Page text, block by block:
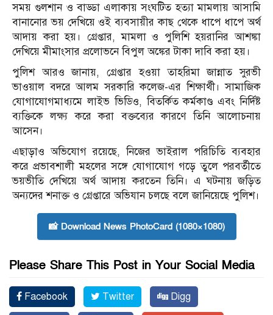
সময় গুলশান ও বাড্ডা এলাকায় সংঘটিত হত্যা মামলায় আসামি
বানানোর ভয় দেখিয়ে ওই ব্যবসায়ীর কাছ থেকে ধাপে ধাপে অর্থ
আদায় করা হয়। গ্রেপ্তার, মামলা ও পুলিশি হয়রানির আশঙ্কা
দেখিয়ে মীমাংসার প্রলোভনে বিপুল অঙ্কের টাকা দাবি করা হয়।
পুলিশ আরও জানায়, গ্রেপ্তার হওয়া তাহরিমা জান্নাত সুরভী
ভাওয়াল বদরে আলম সরকারি কলেজ-এর শিক্ষার্থী। সামাজিক
যোগাযোগমাধ্যমে লাইভ ভিডিও, বিতর্কিত কর্মকাণ্ড এবং নির্দিষ্ট
ব্যক্তিকে লক্ষ্য করে করা বক্তব্যের কারণে তিনি আলোচনায়
আসেন।
এছাড়াও অভিযোগ রয়েছে, নিজের ভাইরাল পরিচিতি ব্যবহার
করে প্রভাবশালী মহলের সঙ্গে যোগাযোগ গড়ে তুলে পরবর্তীতে
ভয়ভীতি দেখিয়ে অর্থ আদায় করতেন তিনি। এ ঘটনায় জড়িত
অন্যদের শনাক্ত ও গ্রেপ্তারে অভিযান চলছে বলে জানিয়েছে পুলিশ।
📸 Download News PhotoCard (1080×1080)
Please Share This Post in Your Social Media
Facebook Twitter Digg